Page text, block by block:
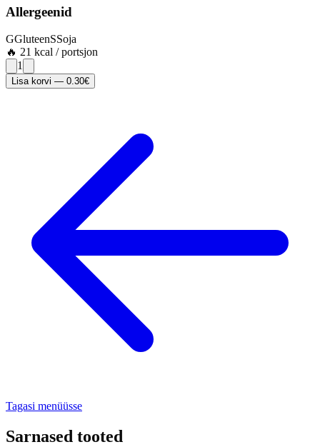
Allergeenid
GGluteenSSoja
🔥 21 kcal / portsjon
1
Lisa korvi — 0.30€
Tagasi menüüsse
Sarnased tooted